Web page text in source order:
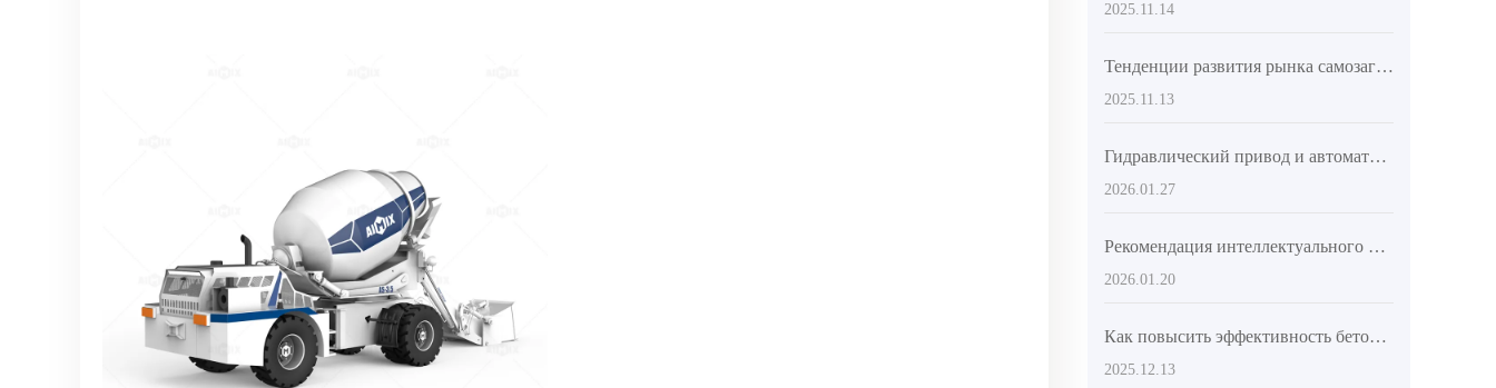
2025.11.14
Тенденции развития рынка самозагружающихся автобетоносмесителей и технические преимущества AIMIX AS-4.5
2025.11.13
Гидравлический привод и автоматическая система подачи воды: как умная бетономешалка сокращает цикл производства бетона
2026.01.27
Рекомендация интеллектуального оборудования для смешивания бетона для сельских построек: решения для повышения качества смешивания и эффективности работы
2026.01.20
Как повысить эффективность бетономешалки на малых строительных объектах? Полный разбор преимуществ интеллектуальной системы управления
2025.12.13